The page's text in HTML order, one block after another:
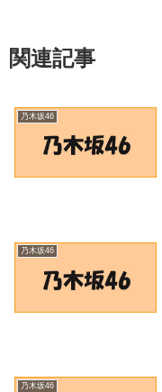
関連記事
乃木坂46
乃木坂46
乃木坂46